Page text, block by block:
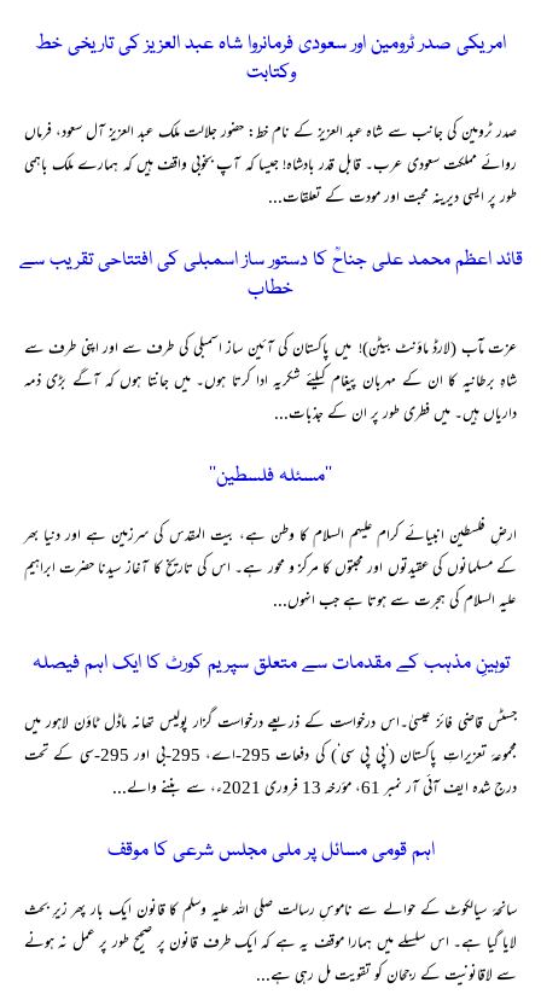
امریکی صدر ٹرومین اور سعودی فرمانروا شاہ عبد العزیز کی تاریخی خط
وکتابت
صدر ٹرومین کی جانب سے شاہ عبد العزیز کے نام خط: حضور جلالت ملک عبد العزیز آل سعود، فرماں
روائے مملکت سعودی عرب۔ قابل قدر بادشاہ! جیسا کہ آپ بخوبی واقف ہیں کہ ہمارے ملک باہمی
طور پر ایسی دیرینہ محبت اور مودت کے تعلقات...
قائد اعظم محمد علی جناحؒ کا دستور ساز اسمبلی کی افتتاحی تقریب سے
خطاب
عزت مآب (لارڈ ماؤنٹ بیٹن)! میں پاکستان کی آئین ساز اسمبلی کی طرف سے اور اپنی طرف سے
شاہِ برطانیہ کا ان کے مہربان پیغام کیلئے شکریہ ادا کرتا ہوں۔ میں جانتا ہوں کہ آگے بڑی ذمہ
داریاں ہیں۔ میں فطری طور پر ان کے جذبات...
’’مسئلہ فلسطین‘‘
ارضِ فلسطین انبیائے کرام علیہم السلام کا وطن ہے، بیت المقدس کی سرزمین ہے اور دنیا بھر
کے مسلمانوں کی عقیدتوں اور محبتوں کا مرکز و محور ہے۔ اس کی تاریخ کا آغاز سیدنا حضرت ابراہیم
علیہ السلام کی ہجرت سے ہوتا ہے جب انہوں...
توہینِ مذہب کے مقدمات سے متعلق سپریم کورٹ کا ایک اہم فیصلہ
جسٹس قاضی فائز عیسیٰ۔اس درخواست کے ذریعے درخواست گزار پولیس تھانہ ماڈل ٹاؤن لاہور میں
مجموعۂ تعزیراتِ پاکستان (‘پی پی سی‘) کی دفعات 295-اے، 295-بی اور 295-سی کے تحت
درج شدہ ایف آئی آر نمبر 61، مؤرخہ 13 فروری 2021ء، سے بننے والے...
اہم قومی مسائل پر ملی مجلس شرعی کا موقف
سانحۂ سیالکوٹ کے حوالے سے ناموسِ رسالت صلی اللہ علیہ وسلم کا قانون ایک بار پھر زیرِ بحث
لایا گیا ہے۔ اس سلسلے میں ہمارا موقف یہ ہے کہ ایک طرف قانون پر صحیح طور پر عمل نہ ہونے
سے لاقانونیت کے رجحان کو تقویت مل رہی ہے...